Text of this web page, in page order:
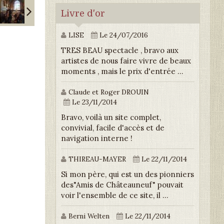
Livre d'or
LISE Le 24/07/2016
TRES BEAU spectacle , bravo aux
artistes de nous faire vivre de beaux
moments , mais le prix d'entrée ...
Claude et Roger DROUIN
Le 23/11/2014
Bravo, voilà un site complet,
convivial, facile d'accès et de
navigation interne !
THIREAU-MAYER Le 22/11/2014
Si mon père, qui est un des pionniers
des"Amis de Châteauneuf" pouvait
voir l'ensemble de ce site, il ...
Berni Welten Le 22/11/2014